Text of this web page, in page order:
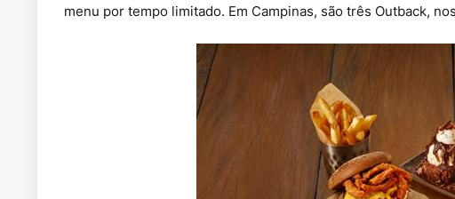
menu por tempo limitado. Em Campinas, são três Outback,